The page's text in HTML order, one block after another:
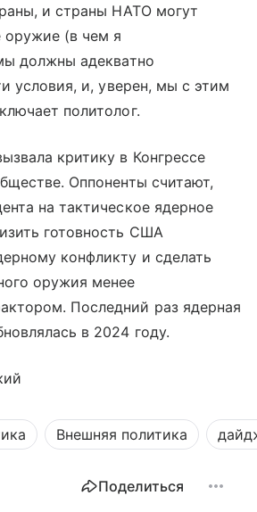
и страны НАТО могут
оружие (в чем я
должны адекватно
условия, и, уверен, мы с этим
политолог.
критику в Конгрессе
Оппоненты считают,
на тактическое ядерное
готовность США
конфликту и сделать
оружия менее
Последний раз ядерная
в 2024 году.
Внешняя политика
Поделиться